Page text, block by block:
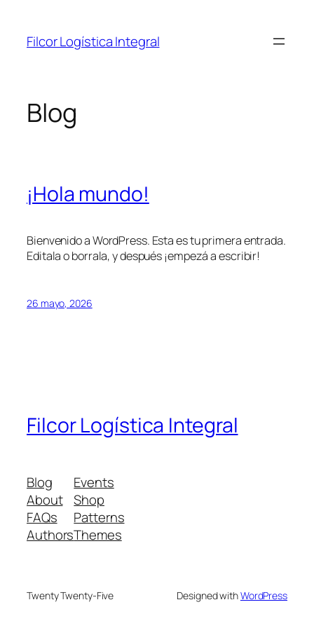
contenido
Filcor Logística Integral
Blog
¡Hola mundo!
Bienvenido a WordPress. Esta es tu primera entrada.
Editala o borrala, y después ¡empezá a escribir!
26 mayo, 2026
Filcor Logística Integral
Blog
About
FAQs
Authors
Events
Shop
Patterns
Themes
Twenty Twenty-Five Designed withWordPress